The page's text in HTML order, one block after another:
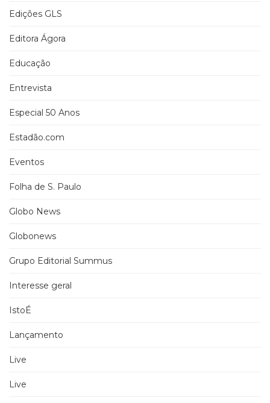
Edições GLS
Editora Ágora
Educação
Entrevista
Especial 50 Anos
Estadão.com
Eventos
Folha de S. Paulo
Globo News
Globonews
Grupo Editorial Summus
Interesse geral
IstoÉ
Lançamento
Live
Live